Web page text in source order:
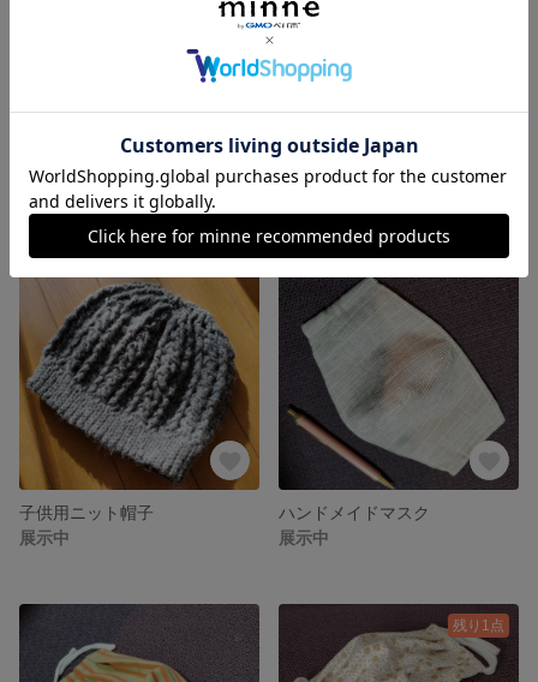
ハンドメイド⭐女性用
400円
子供ニット帽子
展示中
子供用ニット帽子
展示中
ハンドメイドマスク
展示中
残り1点